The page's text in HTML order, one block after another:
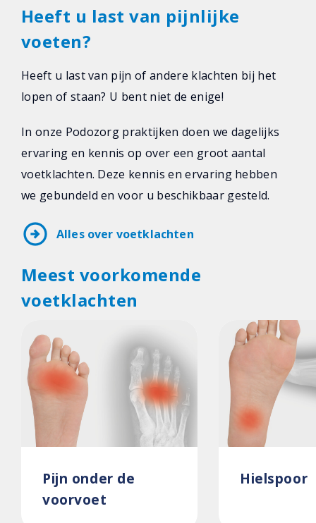
Heeft u last van pijnlijke
voeten?
Heeft u last van pijn of andere klachten bij het
lopen of staan? U bent niet de enige!
In onze Podozorg praktijken doen we dagelijks
ervaring en kennis op over een groot aantal
voetklachten. Deze kennis en ervaring hebben
we gebundeld en voor u beschikbaar gesteld.
arrow_circle_right Alles over voetklachten
Meest voorkomende
voetklachten
Pijn onder de
voorvoet
Hielspoor